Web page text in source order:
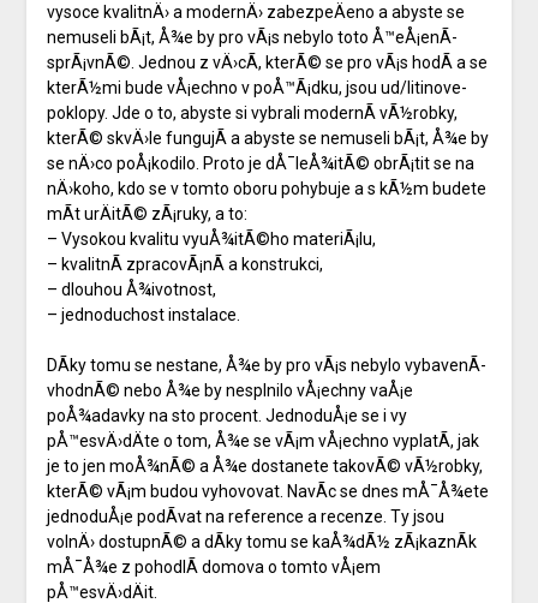
vysoce kvalitnÄ› a modernÄ› zabezpeÄeno a abyste se
nemuseli bÃ¡t, Å¾e by pro vÃ¡s nebylo toto Å™eÅ¡enÃ­
sprÃ¡vnÃ©. Jednou z vÄ›cÃ­, kterÃ© se pro vÃ¡s hodÃ­ a se
kterÃ½mi bude vÅ¡echno v poÅ™Ã¡dku, jsou ud/litinove-
poklopy. Jde o to, abyste si vybrali modernÃ­ vÃ½robky,
kterÃ© skvÄ›le fungujÃ­ a abyste se nemuseli bÃ¡t, Å¾e by
se nÄ›co poÅ¡kodilo. Proto je dÅ¯leÅ¾itÃ© obrÃ¡tit se na
nÄ›koho, kdo se v tomto oboru pohybuje a s kÃ½m budete
mÃ­t urÄitÃ© zÃ¡ruky, a to:
– Vysokou kvalitu vyuÅ¾itÃ©ho materiÃ¡lu,
– kvalitnÃ­ zpracovÃ¡nÃ­ a konstrukci,
– dlouhou Å¾ivotnost,
– jednoduchost instalace.
DÃ­ky tomu se nestane, Å¾e by pro vÃ¡s nebylo vybavenÃ­
vhodnÃ© nebo Å¾e by nesplnilo vÅ¡echny vaÅ¡e
poÅ¾adavky na sto procent. JednoduÅ¡e se i vy
pÅ™esvÄ›dÄte o tom, Å¾e se vÃ¡m vÅ¡echno vyplatÃ­, jak
je to jen moÅ¾nÃ© a Å¾e dostanete takovÃ© vÃ½robky,
kterÃ© vÃ¡m budou vyhovovat. NavÃ­c se dnes mÅ¯Å¾ete
jednoduÅ¡e podÃ­vat na reference a recenze. Ty jsou
volnÄ› dostupnÃ© a dÃ­ky tomu se kaÅ¾dÃ½ zÃ¡kaznÃ­k
mÅ¯Å¾e z pohodlÃ­ domova o tomto vÅ¡em
pÅ™esvÄ›dÄit.